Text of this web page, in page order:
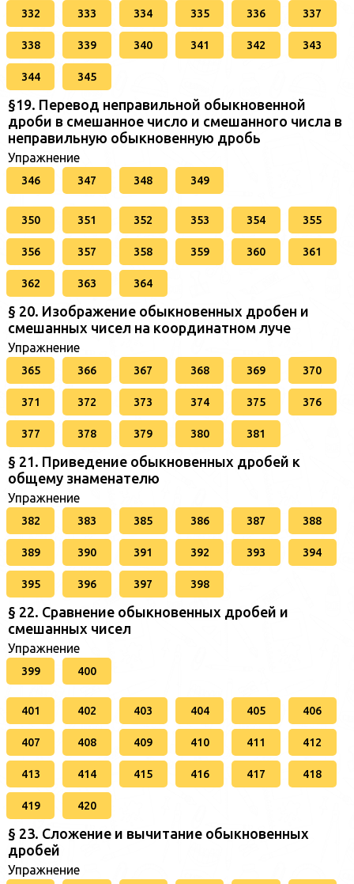
332 333 334 335 336 337
338 339 340 341 342 343
344 345
§19. Перевод неправильной обыкновенной
дроби в смешанное число и смешанного числа в
неправильную обыкновенную дробь
Упражнение
346 347 348 349
350 351 352 353 354 355
356 357 358 359 360 361
362 363 364
§ 20. Изображение обыкновенных дробен и
смешанных чисел на координатном луче
Упражнение
365 366 367 368 369 370
371 372 373 374 375 376
377 378 379 380 381
§ 21. Приведение обыкновенных дробей к
общему знаменателю
Упражнение
382 383 385 386 387 388
389 390 391 392 393 394
395 396 397 398
§ 22. Сравнение обыкновенных дробей и
смешанных чисел
Упражнение
399 400
401 402 403 404 405 406
407 408 409 410 411 412
413 414 415 416 417 418
419 420
§ 23. Сложение и вычитание обыкновенных
дробей
Упражнение